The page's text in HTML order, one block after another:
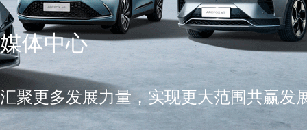
媒体中心
汇聚更多发展力量，实现更大范围共赢发